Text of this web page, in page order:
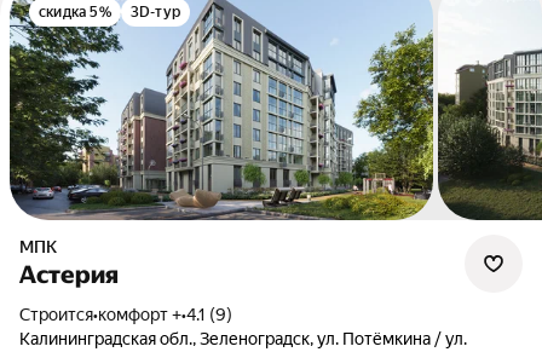
скидка 5% 3D-тур
МПК
Астерия
Строится•комфорт +•4.1 (9)
Калининградская обл., Зеленоградск, ул. Потёмкина / ул.